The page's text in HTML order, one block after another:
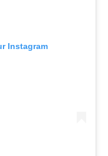
Instagram